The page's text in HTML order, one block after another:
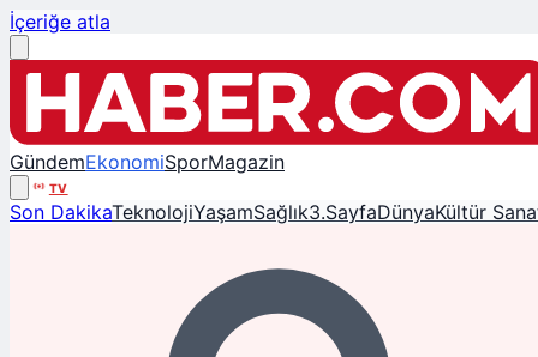
İçeriğe atla
GündemEkonomiSporMagazin
TV
Son DakikaTeknolojiYaşamSağlık3.SayfaDünyaKültür